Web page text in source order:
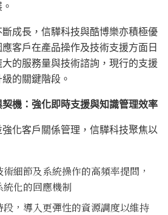
成長，信驊科技與酷博樂亦積極優
客戶在產品操作及技術支援方面日
的服務量與技術諮詢，現行的支援
的關鍵階段。
機：強化即時支援與知識管理效率
化客戶關係管理，信驊科技聚焦以
細節及系統操作的高頻率提問，
統化的回應機制
，導入更彈性的資源調度以維持